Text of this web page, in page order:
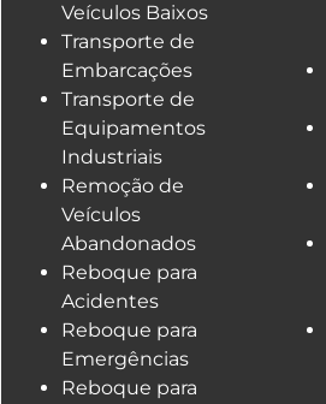
Veículos Baixos
Transporte de
Embarcações
Transporte de
Equipamentos
Industriais
Remoção de
Veículos
Abandonados
Reboque para
Acidentes
Reboque para
Emergências
Reboque para